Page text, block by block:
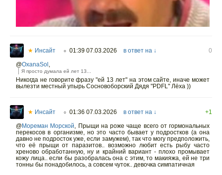
★ Инсайт ○ 01:39 07.03.2026 в ответ на ↓
0
@OxanaSol ,
Я просто думала ей лет 13...
Никогда не говорите фразу "ей 13 лет" на этом сайте, иначе может
вылезти местный упырь Сосновоборский Дядя "PDFL" Лёха ))
★ Инсайт ○ 01:36 07.03.2026 в ответ на ↓
+1
@Мореман Морской, Прыщи на роже чаще всего от гормональных
перекосов в организме, но это часто бывает у подростков (а она
давно не подросток уже, если замужем), так что могу предположить,
что её прыщи от паразитов.. возможно любит есть рыбу часто
хреново обработанную, ну и крайний вариант - плохо промывает
кожу лица.. если бы разобралась она с этим, то макияжа, ей не три
тонны бы понадобилось, а совсем чуток.. девочка симпатичная